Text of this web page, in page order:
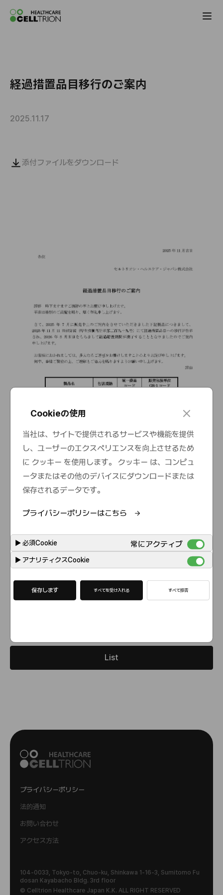
Celltrion the Global Pharmaceutical
経過措置品目移行のご案内
2025.11.17
添付ファイルをダウンロード
List
Cookieの使用
当社は、サイトで提供されるサービスや機能を提供
し、ユーザーのエクスペリエンスを向上させるため
に クッキー を使用します。 クッキー は、コンピュ
ータまたはその他のデバイスにダウンロードまたは
保存されるデータです。
プライバシーポリシーはこちら
▶必須Cookie 常にアクティブ
▶ アナリティクスCookie
保存します すべてを受け入れる すべて拒否
o
s
e
プライバシーポリシー
法的通知
お問い合わせ
アクセス方法
104-0033, Tokyo-to, Chuo-ku, Shinkawa 1-16-3, Sumitomo Fu
dosan Kayabacho Bldg. 3rd floor
© Celltrion Healthcare Japan K.K. ALL RIGHT RESERVED